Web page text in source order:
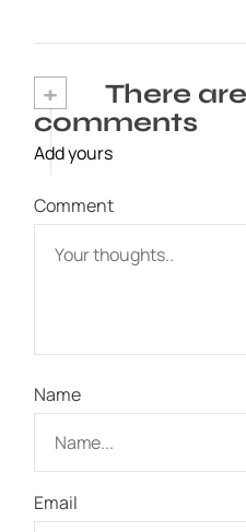
+
There
comments
Add yours
Comment
Name
Email